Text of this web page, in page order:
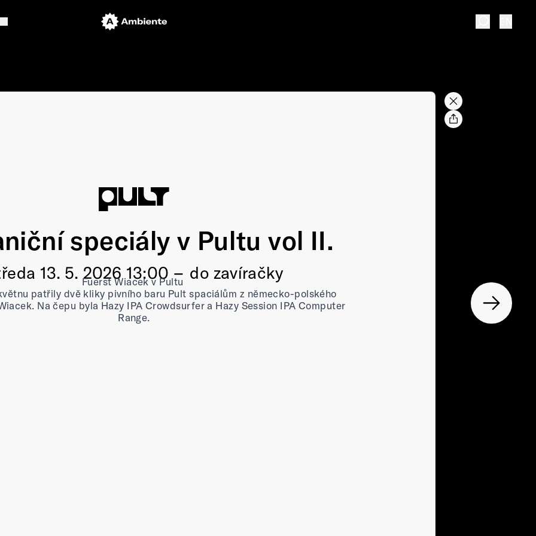
speciály v Pultu vol II.
13. 5. 2026 13:00 –⁠⁠⁠⁠⁠⁠ do zavíračky
Fuerst Wiacek v Pultu
patřily dvě kliky pivního baru Pult spaciálům z německo-polského
Na čepu byla Hazy IPA Crowdsurfer a Hazy Session IPA Computer
Range.